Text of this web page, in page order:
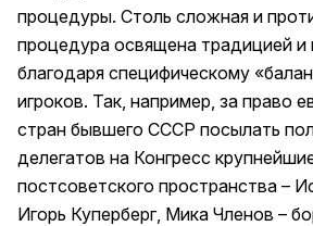
процедуры. Столь сложная и
процедура освящена традицией
благодаря специфическому
игроков. Так, например, за право
стран бывшего СССР посылать
делегатов на Конгресс
постсоветского пространства –
Игорь Куперберг, Мика Членов –